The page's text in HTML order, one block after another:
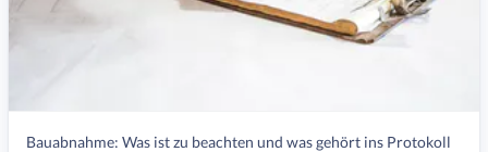
Bauabnahme: Was ist zu beachten und was gehört ins Protokoll